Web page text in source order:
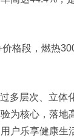
价格段，燃热
多层次、立体
为核心，落地
户乐享健康生